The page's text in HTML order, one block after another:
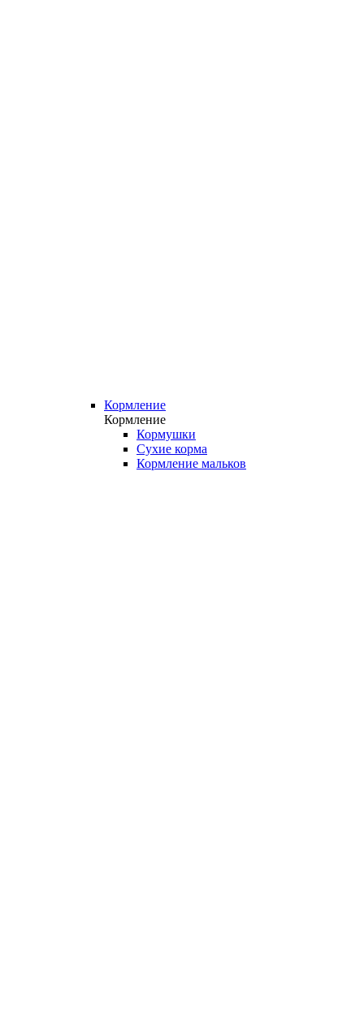
Кормление
Кормление
Кормушки
Сухие корма
Кормление мальков